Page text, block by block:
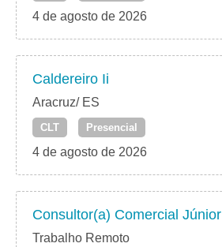
4 de agosto de 2026
Caldereiro Ii
Aracruz/ ES
CLT Presencial
4 de agosto de 2026
Consultor(a) Comercial Júnior
Trabalho Remoto